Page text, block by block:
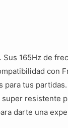
165Hz de
con
tus
resistente
darte una